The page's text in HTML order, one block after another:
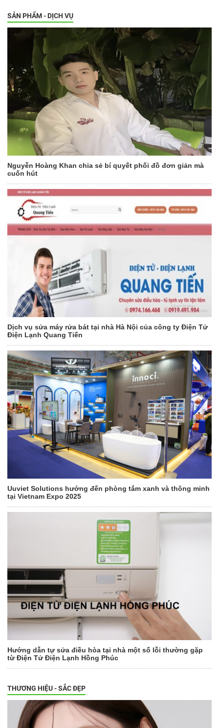
SẢN PHẨM - DỊCH VỤ
Nguyễn Hoàng Khan chia sẻ bí quyết phối đồ đơn giản mà
cuốn hút
Dịch vụ sửa máy rửa bát tại nhà Hà Nội của công ty Điện Tử
Điện Lạnh Quang Tiến
Uuviet Solutions hướng đến phòng tắm xanh và thông minh
tại Vietnam Expo 2025
Hướng dẫn tự sửa điều hòa tại nhà một số lỗi thường gặp
từ Điện Tử Điện Lạnh Hồng Phúc
THƯƠNG HIỆU - SẮC ĐẸP